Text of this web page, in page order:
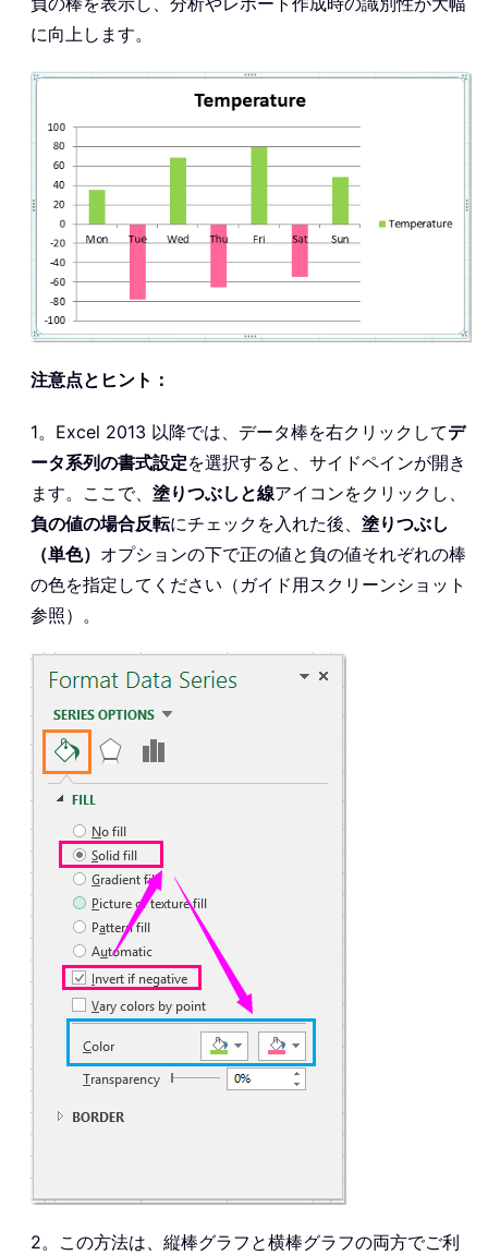
に向上します。
注意点とヒント：
1。Excel 2013 以降では、データ棒を右クリックしてデ
ータ系列の書式設定を選択すると、サイドペインが開き
ます。ここで、 塗りつぶしと線アイコンをクリックし、
負の値の場合反転にチェックを入れた後、 塗りつぶし
（単色） オプションの下で正の値と負の値それぞれの棒
の色を指定してください（ガイド用スクリーンショット
参照）。
2。この方法は、縦棒グラフと横棒グラフの両方でご利